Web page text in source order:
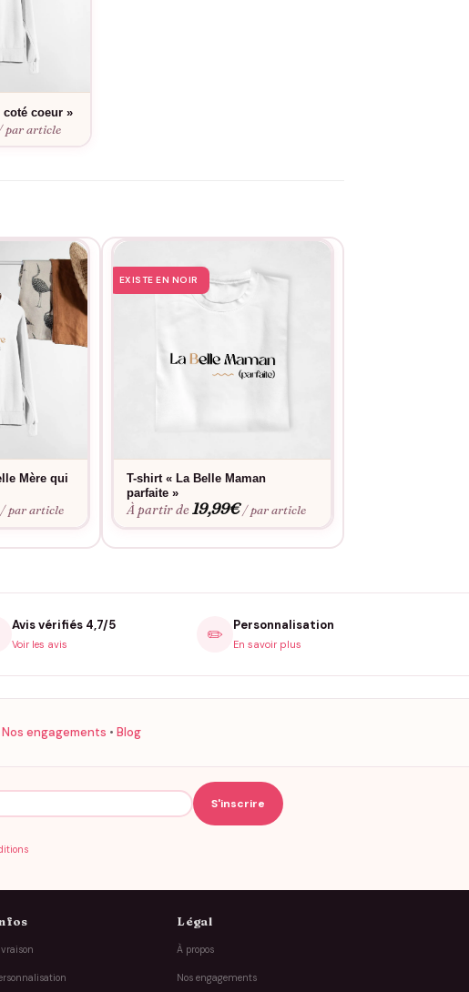
coté coeur »
par article
Mère qui
/ par article
EXISTE EN NOIR
T-shirt « La Belle Maman
parfaite »
À partir de19,99€ / par article
Avis vérifiés 4,7/5
Voir les avis ✏️ Personnalisation
En savoir plus
Nos engagements • Blog
Légal
À propos
Nos engagements